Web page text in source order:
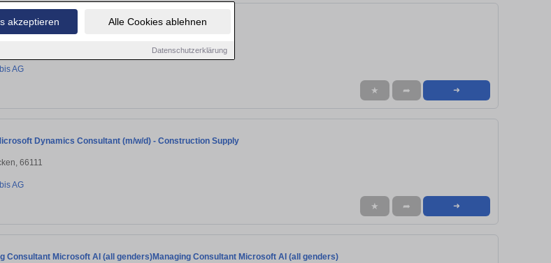
akzeptieren Alle Cookies ablehnen
Datenschutzerklärung
SAP SuccessFactors - Employee Central (m/w/d)
AG
★ ➦ ➜
Dynamics Consultant (m/w/d) - Construction Supply
66111
AG
★ ➦ ➜
Consultant Microsoft AI (all genders)Managing Consultant Microsoft AI (all genders)